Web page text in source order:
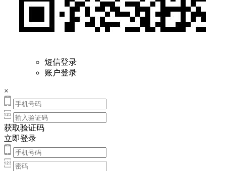
短信登录
账户登录
×
获取验证码
立即登录